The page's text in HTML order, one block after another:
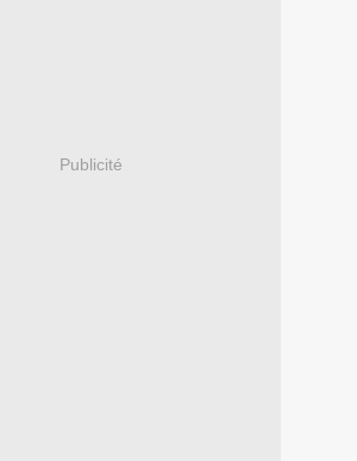
Publicité